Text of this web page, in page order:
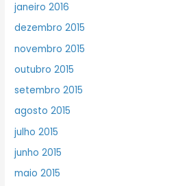
janeiro 2016
dezembro 2015
novembro 2015
outubro 2015
setembro 2015
agosto 2015
julho 2015
junho 2015
maio 2015